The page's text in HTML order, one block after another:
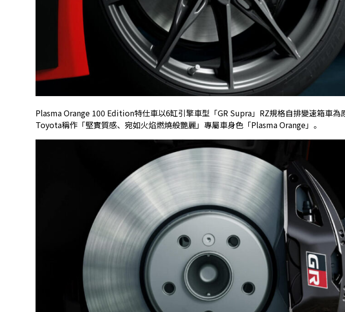
Plasma Orange 100 Edition特仕車以6缸引擎車型「GR Supra」RZ規格自排變速箱車為
Toyota稱作「堅實質感、宛如火焰燃燒般艷麗」專屬車身色「Plasma Orange」。